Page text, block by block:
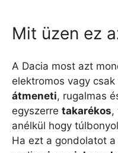
Mit üzen ez
A Dacia most azt
elektromos vagy csak
átmeneti, rugalmas
egyszerre takarékos,
anélkül hogy
Ha ezt a gondolatot a